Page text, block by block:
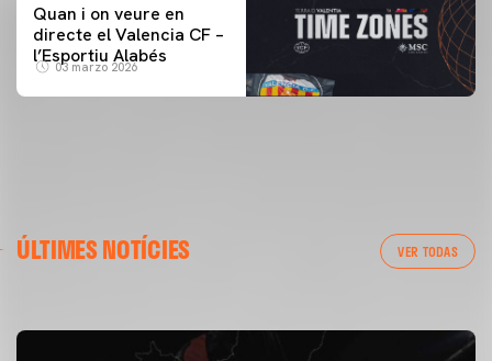
Quan i on veure en
directe el Valencia CF –
l’Esportiu Alabés
03 marzo 2026
ÚLTIMES NOTÍCIES VER TODAS
ENTRENAMENT DEL VALENCIA CF 7/8/2026